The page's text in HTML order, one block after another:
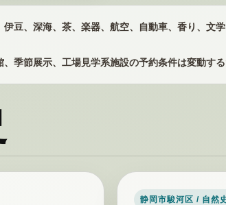
豆、深海、茶、楽器、航空、自動車、香り、文
季節展示、工場見学系施設の予約条件は変動す
静岡市駿河区 / 自然